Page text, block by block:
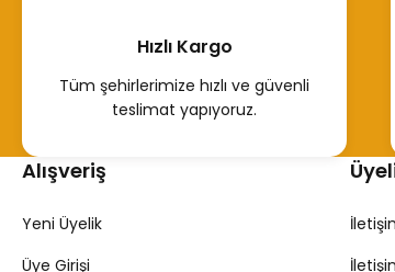
Hızlı Kargo
Tüm şehirlerimize hızlı ve güvenli
teslimat yapıyoruz.
Alışveriş
Yeni Üyelik
Üye Girişi